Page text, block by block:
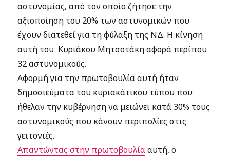
αστυνομίας, από τον οποίο ζήτησε την
αξιοποίηση του 20% των αστυνομικών που
έχουν διατεθεί για τη φύλαξη της ΝΔ. Η κίνηση
αυτή του Κυριάκου Μητσοτάκη αφορά περίπου
32 αστυνομικούς.
Αφορμή για την πρωτοβουλία αυτή ήταν
δημοσιεύματα του κυριακάτικου τύπου που
ήθελαν την κυβέρνηση να μειώνει κατά 30% τους
αστυνομικούς που κάνουν περιπολίες στις
γειτονιές.
Απαντώντας στην πρωτοβουλίααυτή, ο